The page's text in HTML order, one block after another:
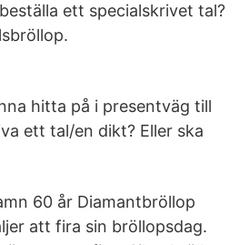
ett specialskrivet tal?
hitta på i presentväg till
ett tal/en dikt? Eller ska
60 år Diamantbröllop
att fira sin bröllopsdag.